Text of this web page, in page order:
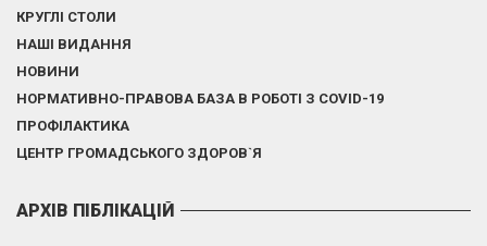
КРУГЛІ СТОЛИ
НАШІ ВИДАННЯ
НОВИНИ
НОРМАТИВНО-ПРАВОВА БАЗА В РОБОТІ З COVID-19
ПРОФІЛАКТИКА
ЦЕНТР ГРОМАДСЬКОГО ЗДОРОВ`Я
АРХІВ ПІБЛІКАЦІЙ